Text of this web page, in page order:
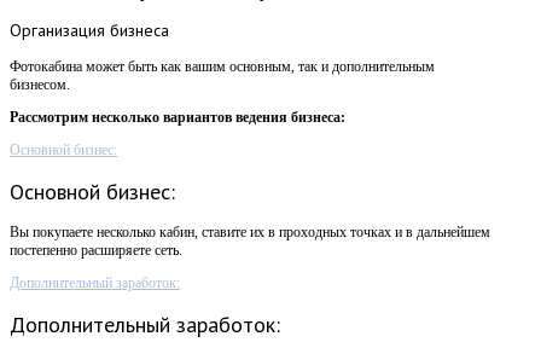
Организация бизнеса
Фотокабина может быть как вашим основным, так и дополнительным
бизнесом.
Рассмотрим несколько вариантов ведения бизнеса:
Основной бизнес:
Основной бизнес:
Вы покупаете несколько кабин, ставите их в проходных точках и в дальнейшем
постепенно расширяете сеть.
Дополнительный заработок:
Дополнительный заработок: